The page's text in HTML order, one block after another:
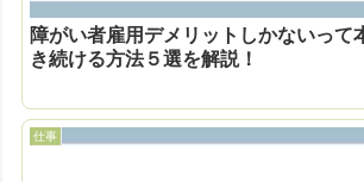
障がい者雇用デメリットしかないって
き続ける方法５選を解説！
仕事